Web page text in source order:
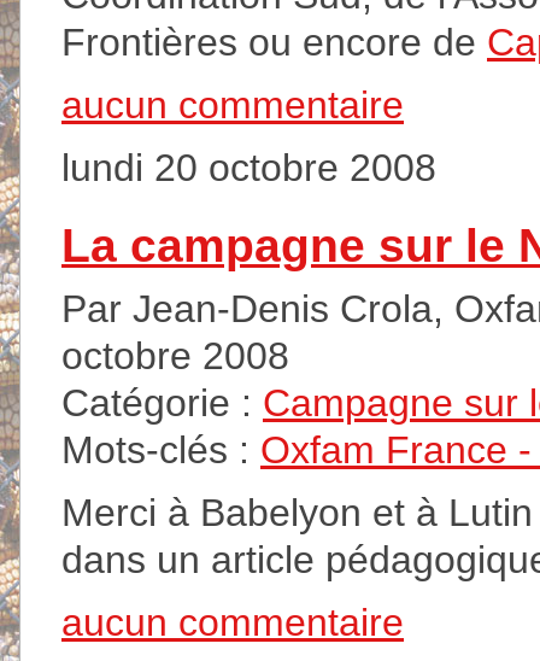
Frontières ou encore de
aucun commentaire
lundi 20 octobre 2008
La campagne sur le
Par Jean-Denis Crola,
octobre 2008
Catégorie : Campagne sur
Mots-clés : Oxfam France -
Merci à Babelyon et à
dans un article
aucun commentaire